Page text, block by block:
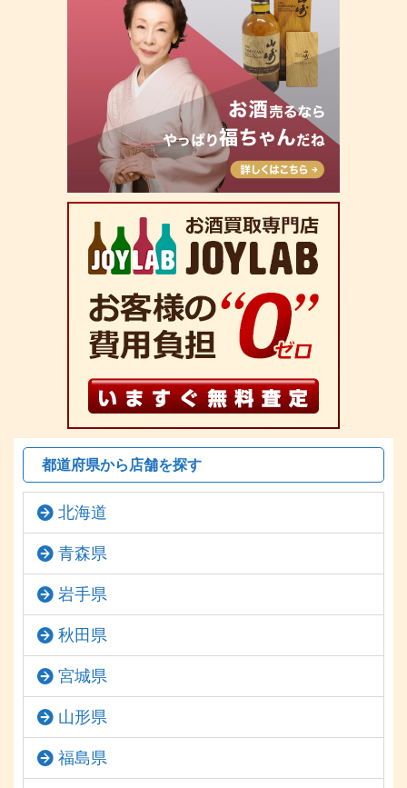
都道府県から店舗を探す
北海道
青森県
岩手県
秋田県
宮城県
山形県
福島県